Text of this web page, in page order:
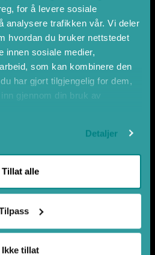
for å levere sosiale
analysere trafikken vår. Vi deler
hvordan du bruker nettstedet
innen sosiale medier,
som kan kombinere den
har gjort tilgjengelig for dem,
gjennom din bruk av
Detaljer
Tillat alle
Ikke tillat